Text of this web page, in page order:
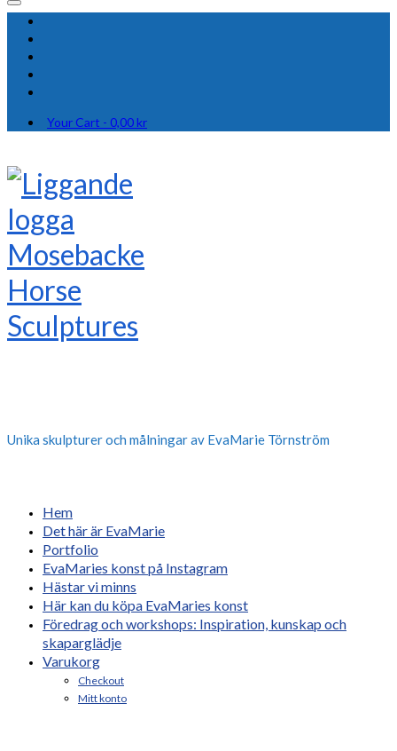
Your Cart - 0,00kr
Unika skulpturer och målningar av EvaMarie Törnström
Hem
Det här är EvaMarie
Portfolio
EvaMaries konst på Instagram
Hästar vi minns
Här kan du köpa EvaMaries konst
Föredrag och workshops: Inspiration, kunskap och
skaparglädje
Varukorg
Checkout
Mitt konto